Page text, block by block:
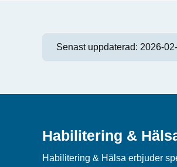
Senast uppdaterad: 2026-
Habilitering &
Habilitering & Hälsa erbjuder